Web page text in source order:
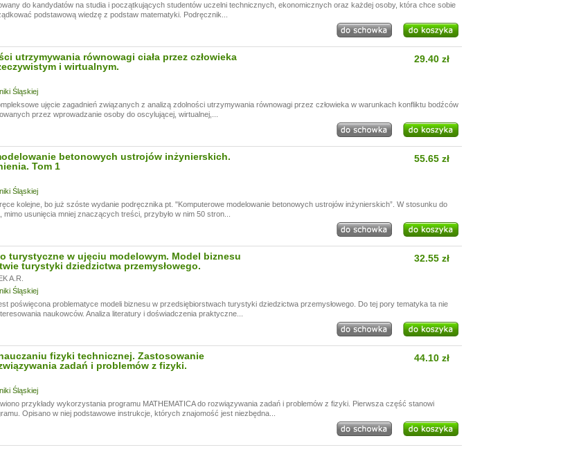
do kandydatów na studia i początkujących studentów uczelni technicznych, ekonomicznych oraz każdej osoby, która chce sobie
podstawową wiedzę z podstaw matematyki. Podręcznik...
utrzymywania równowagi ciała przez człowieka
i wirtualnym.
Śląskiej
29.40 zł
ujęcie zagadnień związanych z analizą zdolności utrzymywania równowagi przez człowieka w warunkach konfliktu bodźców
przez wprowadzanie osoby do oscylującej, wirtualnej,...
betonowych ustrojów inżynierskich.
Tom 1
Śląskiej
55.65 zł
kolejne, bo już szóste wydanie podręcznika pt. "Komputerowe modelowanie betonowych ustrojów inżynierskich”. W stosunku do
mimo usunięcia mniej znaczących treści, przybyło w nim 50 stron...
turystyczne w ujęciu modelowym. Model biznesu
turystyki dziedzictwa przemysłowego.
A.R.
Śląskiej
32.55 zł
poświęcona problematyce modeli biznesu w przedsiębiorstwach turystyki dziedzictwa przemysłowego. Do tej pory tematyka ta nie
naukowców. Analiza literatury i doświadczenia praktyczne...
fizyki technicznej. Zastosowanie
zadań i problemów z fizyki.
Śląskiej
44.10 zł
przykłady wykorzystania programu MATHEMATICA do rozwiązywania zadań i problemów z fizyki. Pierwsza część stanowi
Opisano w niej podstawowe instrukcje, których znajomość jest niezbędna...